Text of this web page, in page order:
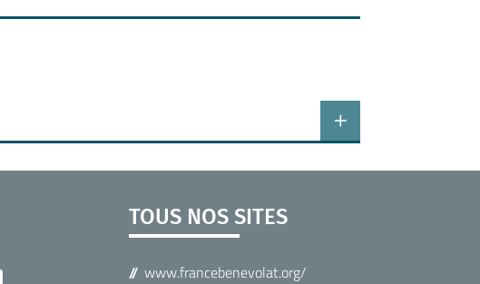
TOUS NOS SITES
www.francebenevolat.org/